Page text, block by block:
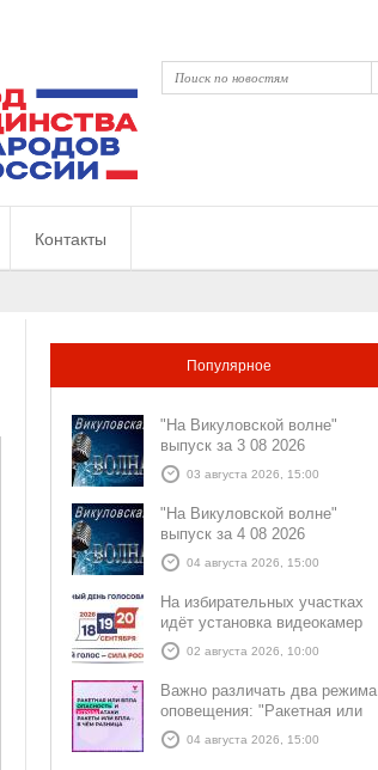
Контакты
Популярное
"На Викуловской волне"
выпуск за 3 08 2026
03 августа 2026, 15:00
"На Викуловской волне"
выпуск за 4 08 2026
04 августа 2026, 15:00
На избирательных участках
идёт установка видеокамер
02 августа 2026, 10:00
Важно различать два режима
оповещения: "Ракетная или
БПЛА опасность" и "Угроза
атаки ракеты или БПЛА"
04 августа 2026, 15:00